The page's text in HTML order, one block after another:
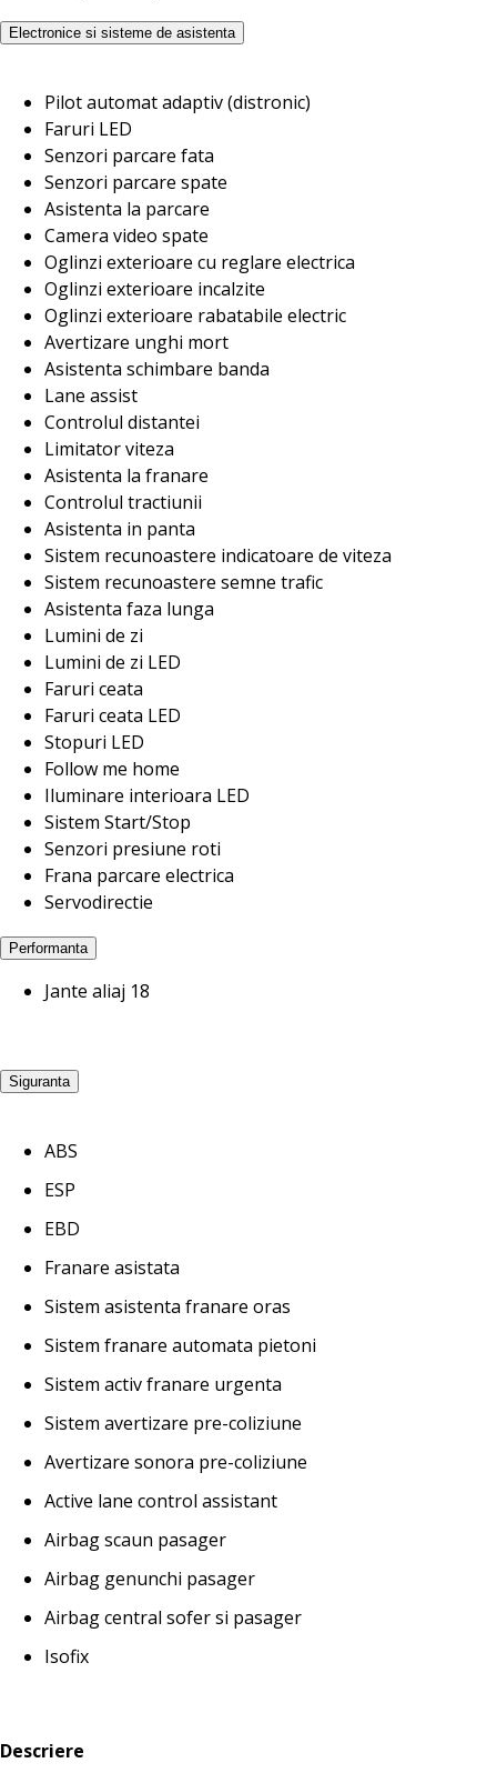
Electronice si sisteme de asistenta
Pilot automat adaptiv (distronic)
Faruri LED
Senzori parcare fata
Senzori parcare spate
Asistenta la parcare
Camera video spate
Oglinzi exterioare cu reglare electrica
Oglinzi exterioare incalzite
Oglinzi exterioare rabatabile electric
Avertizare unghi mort
Asistenta schimbare banda
Lane assist
Controlul distantei
Limitator viteza
Asistenta la franare
Controlul tractiunii
Asistenta in panta
Sistem recunoastere indicatoare de viteza
Sistem recunoastere semne trafic
Asistenta faza lunga
Lumini de zi
Lumini de zi LED
Faruri ceata
Faruri ceata LED
Stopuri LED
Follow me home
Iluminare interioara LED
Sistem Start/Stop
Senzori presiune roti
Frana parcare electrica
Servodirectie
Performanta
Jante aliaj 18
Siguranta
ABS
ESP
EBD
Franare asistata
Sistem asistenta franare oras
Sistem franare automata pietoni
Sistem activ franare urgenta
Sistem avertizare pre-coliziune
Avertizare sonora pre-coliziune
Active lane control assistant
Airbag scaun pasager
Airbag genunchi pasager
Airbag central sofer si pasager
Isofix
Descriere